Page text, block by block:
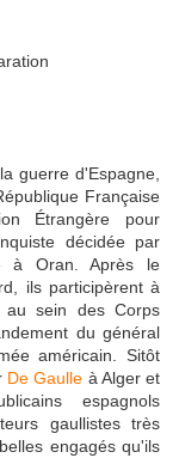
guerre d'Espagne,
Française
Étrangère pour
décidée par
à Oran. Après le
ils participèrent à
au sein des Corps
du général
américain. Sitôt
De Gaulle à Alger et
espagnols
gaullistes très
engagés qu'ils